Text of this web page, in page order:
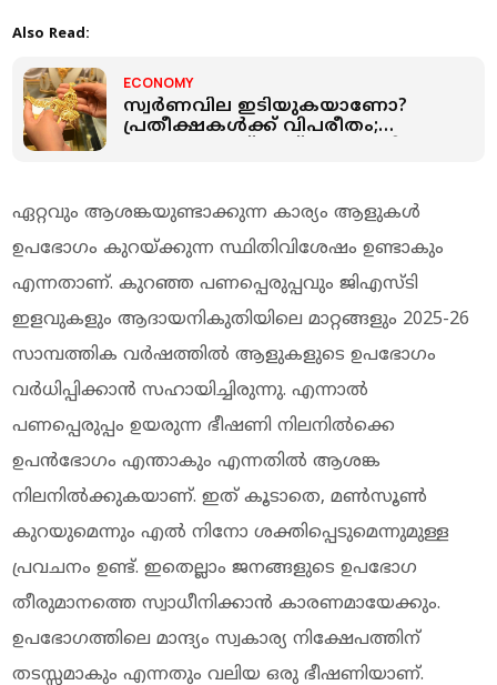
Also Read:
ECONOMY
സ്വർണവില ഇടിയുകയാണോ?
പ്രതീക്ഷകള്‍ക്ക് വിപരീതം;
ഏറ്റവും ആശങ്കയുണ്ടാക്കുന്ന കാര്യം ആളുകൾ
ഉപഭോഗം കുറയ്ക്കുന്ന സ്ഥിതിവിശേഷം ഉണ്ടാകും
എന്നതാണ്. കുറഞ്ഞ പണപ്പെരുപ്പവും ജിഎസ്ടി
ഇളവുകളും ആദായനികുതിയിലെ മാറ്റങ്ങളും 2025-26
സാമ്പത്തിക വർഷത്തിൽ ആളുകളുടെ ഉപഭോഗം
വർധിപ്പിക്കാൻ സഹായിച്ചിരുന്നു. എന്നാൽ
പണപ്പെരുപ്പം ഉയരുന്ന ഭീഷണി നിലനിൽക്കെ
ഉപൻഭോഗം എന്താകും എന്നതിൽ ആശങ്ക
നിലനിൽക്കുകയാണ്. ഇത് കൂടാതെ, മൺസൂൺ
കുറയുമെന്നും എൽ നിനോ ശക്തിപ്പെടുമെന്നുമുള്ള
പ്രവചനം ഉണ്ട്. ഇതെല്ലാം ജനങ്ങളുടെ ഉപഭോഗ
തീരുമാനത്തെ സ്വാധീനിക്കാൻ കാരണമായേക്കും.
ഉപഭോഗത്തിലെ മാന്ദ്യം സ്വകാര്യ നിക്ഷേപത്തിന്
തടസ്സമാകും എന്നതും വലിയ ഒരു ഭീഷണിയാണ്.